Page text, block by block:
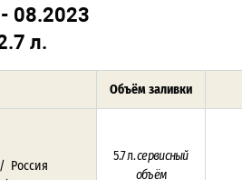
08.2023
л.
Объём заливки
Россия
5.7 л.сервисный
объём